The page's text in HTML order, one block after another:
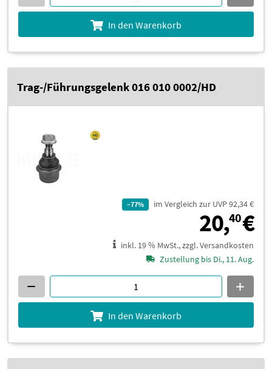
In den Warenkorb
Trag-/Führungsgelenk 016 010 0002/HD
–77% im Vergleich zur UVP 92,34 €
20,40€
inkl. 19 % MwSt., zzgl. Versandkosten
Zustellung bis Di., 11. Aug.
In den Warenkorb